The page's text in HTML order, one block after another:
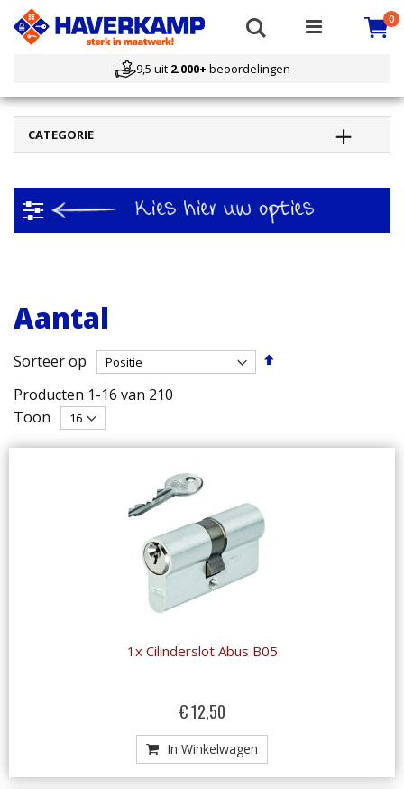
0
9,5 uit 2.000+ beoordelingen
Aantal
Sorteer op
Van
Producten 1-16 van 210
Toon
1x Cilinderslot Abus B05
€ 12,50
In Winkelwagen
CATEGORIE